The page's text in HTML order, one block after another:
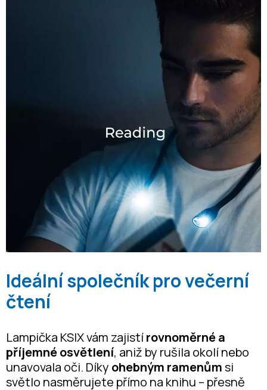
Ideální společník pro večerní
čtení
Lampička KSIX vám zajistírovnoměrné a
příjemné osvětlení, aniž by rušila okolí nebo
unavovala oči. Díky ohebným ramenůmsi
světlo nasměrujete přímo na knihu – přesně